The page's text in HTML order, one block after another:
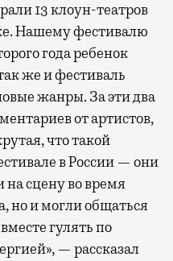
13 клоун-театров
Нашему фестивалю
года ребенок
же и фестиваль
жанры. За эти два
от артистов,
что такой
в России — они
на сцену во время
но и могли общаться
гулять по
— рассказал